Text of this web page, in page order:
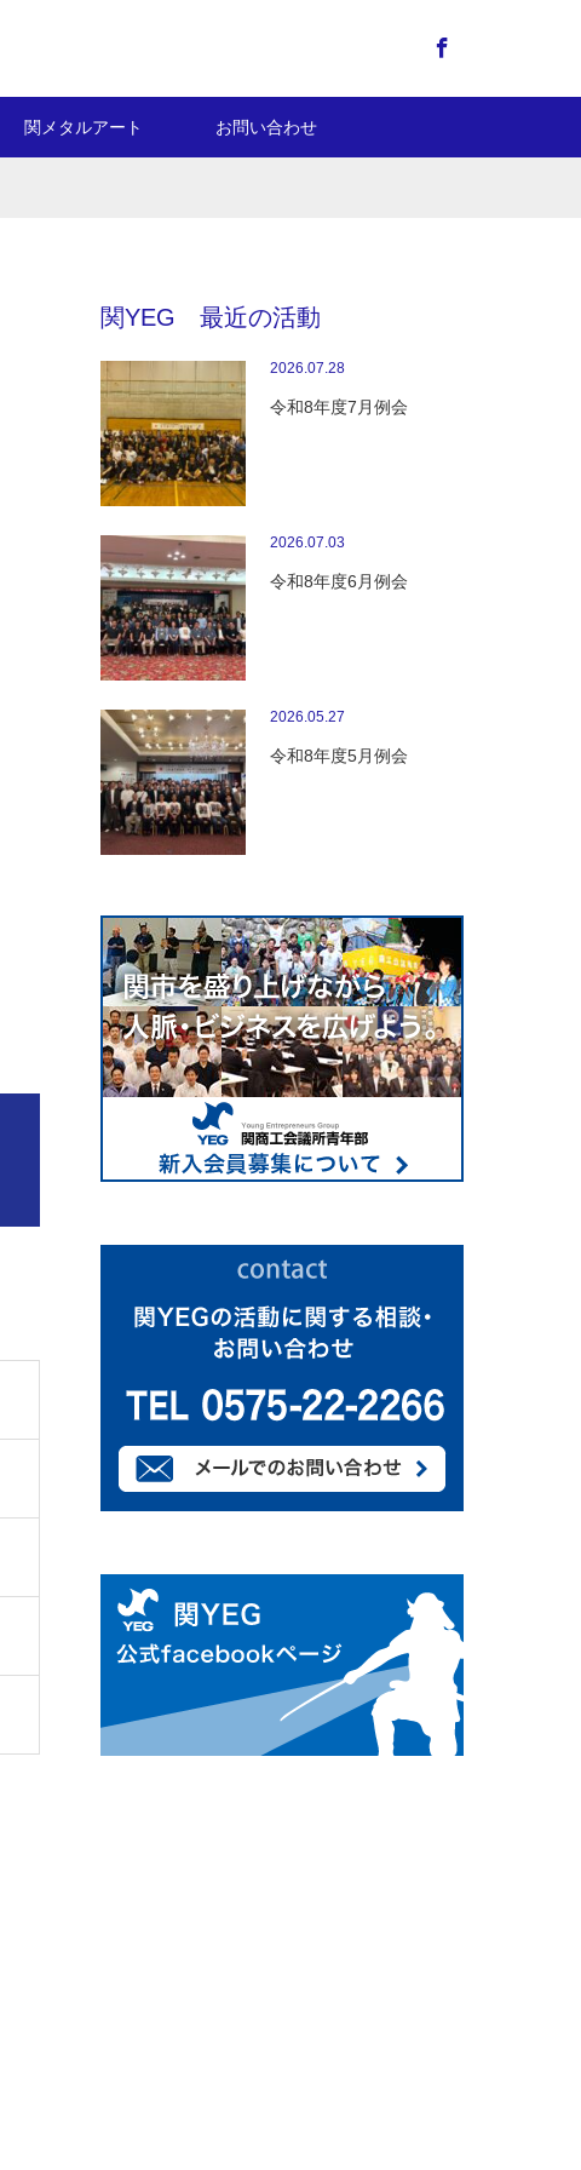
関メタルアート お問い合わせ
関YEG 最近の活動
2026.07.28
令和8年度7月例会
2026.07.03
令和8年度6月例会
2026.05.27
令和8年度5月例会